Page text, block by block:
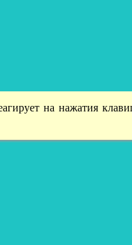
на нажатия